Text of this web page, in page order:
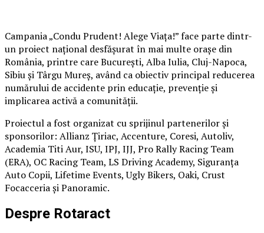
Campania „Condu Prudent! Alege Viața!” face parte dintr-
un proiect național desfășurat în mai multe orașe din
România, printre care București, Alba Iulia, Cluj-Napoca,
Sibiu și Târgu Mureș, având ca obiectiv principal reducerea
numărului de accidente prin educație, prevenție și
implicarea activă a comunității.
Proiectul a fost organizat cu sprijinul partenerilor și
sponsorilor: Allianz Țiriac, Accenture, Coresi, Autoliv,
Academia Titi Aur, ISU, IPJ, IJJ, Pro Rally Racing Team
(ERA), OC Racing Team, LS Driving Academy, Siguranța
Auto Copii, Lifetime Events, Ugly Bikers, Oaki, Crust
Focacceria și Panoramic.
Despre Rotaract